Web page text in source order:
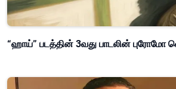
“ஹாய்” படத்தின் 3வது பாடலின் புரோமோ